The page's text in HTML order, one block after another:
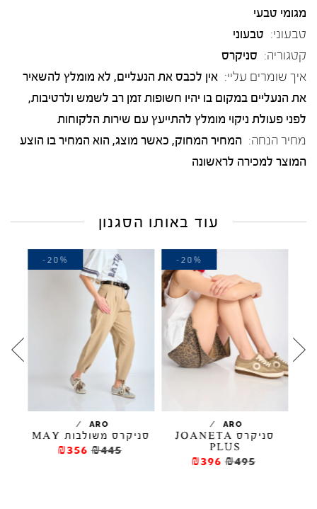
מגומי טבעי
טבעוני: טבעוני
קטגוריה: סניקרס
איך שומרים עליי: אין לכבס את הנעליים, לא מומלץ להשאיר
את הנעליים במקום בו יהיו חשופות זמן רב לשמש ולרטיבות,
לפני פעולת ניקוי מומלץ להתייעץ עם שירות הלקוחות
מחיר הנחה: המחיר המחוק, כאשר מוצג, הוא המחיר בו הוצע
המוצר למכירה לראשונה
עוד באותו הסגנון
ARO
/
סניקרס JOANETA
PLUS
₪495
₪396
-20%
ARO
/
סניקרס משולבות MAY
₪445
₪356
-20%